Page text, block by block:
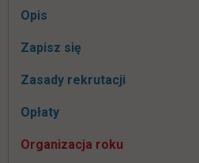
Pomiń
nawigacje
Opis
Zapisz się
Zasady rekrutacji
Opłaty
Organizacja roku